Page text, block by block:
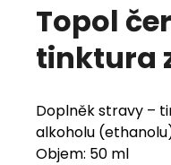
Topol
tinktura
Doplněk stravy –
alkoholu
Objem: 50 ml